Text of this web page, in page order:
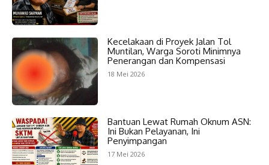
Kecelakaan di Proyek Jalan Tol
Muntilan, Warga Soroti Minimnya
Penerangan dan Kompensasi
18 Mei 2026
Bantuan Lewat Rumah Oknum ASN:
Ini Bukan Pelayanan, Ini
Penyimpangan
17 Mei 2026